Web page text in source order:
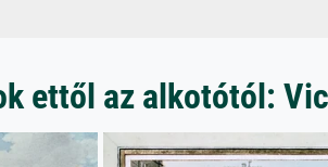
ettől az alkotótól: